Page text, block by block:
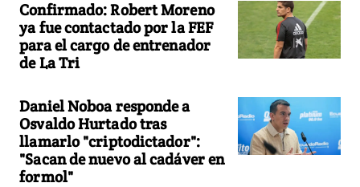
Confirmado: Robert Moreno
ya fue contactado por la FEF
para el cargo de entrenador
de La Tri
Daniel Noboa responde a
Osvaldo Hurtado tras
llamarlo "criptodictador":
"Sacan de nuevo al cadáver en
formol"